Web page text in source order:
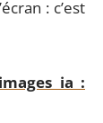
: c’est
ia :